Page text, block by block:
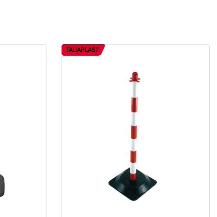
TALIAPLAST